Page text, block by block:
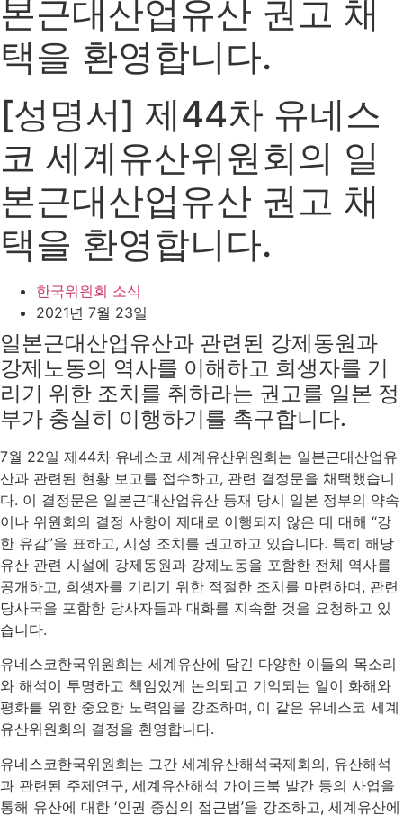
본근대산업유산 권고 채
택을 환영합니다.
[성명서] 제44차 유네스
코 세계유산위원회의 일
본근대산업유산 권고 채
택을 환영합니다.
한국위원회 소식
2021년 7월 23일
일본근대산업유산과 관련된 강제동원과
강제노동의 역사를 이해하고 희생자를 기
리기 위한 조치를 취하라는 권고를 일본 정
부가 충실히 이행하기를 촉구합니다.
7월 22일 제44차 유네스코 세계유산위원회는 일본근대산업유
산과 관련된 현황 보고를 접수하고, 관련 결정문을 채택했습니
다. 이 결정문은 일본근대산업유산 등재 당시 일본 정부의 약속
이나 위원회의 결정 사항이 제대로 이행되지 않은 데 대해 “강
한 유감”을 표하고, 시정 조치를 권고하고 있습니다. 특히 해당
유산 관련 시설에 강제동원과 강제노동을 포함한 전체 역사를
공개하고, 희생자를 기리기 위한 적절한 조치를 마련하며, 관련
당사국을 포함한 당사자들과 대화를 지속할 것을 요청하고 있
습니다.
유네스코한국위원회는 세계유산에 담긴 다양한 이들의 목소리
와 해석이 투명하고 책임있게 논의되고 기억되는 일이 화해와
평화를 위한 중요한 노력임을 강조하며, 이 같은 유네스코 세계
유산위원회의 결정을 환영합니다.
유네스코한국위원회는 그간 세계유산해석국제회의, 유산해석
과 관련된 주제연구, 세계유산해석 가이드북 발간 등의 사업을
통해 유산에 대한 ‘인권 중심의 접근법’을 강조하고, 세계유산에